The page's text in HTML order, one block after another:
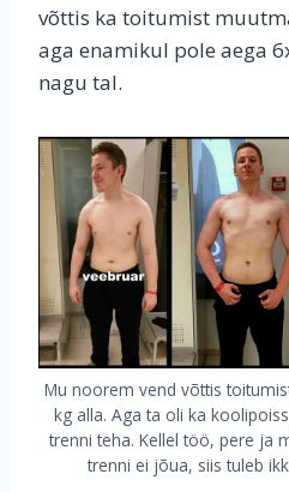
võttis ka toitumist
aga enamikul pole aega
nagu tal.
Mu noorem vend võttis
kg alla. Aga ta oli ka
trenni teha. Kellel töö, pere ja
trenni ei jõua, siis tuleb